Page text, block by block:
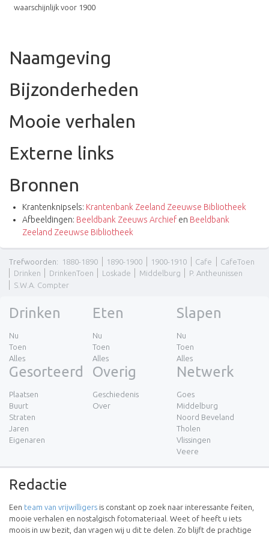
waarschijnlijk voor 1900
Naamgeving
Bijzonderheden
Mooie verhalen
Externe links
Bronnen
Krantenknipsels: Krantenbank Zeeland Zeeuwse Bibliotheek
Afbeeldingen: Beeldbank Zeeuws Archief en Beeldbank
Zeeland Zeeuwse Bibliotheek
Trefwoorden: 1880-1890 1890-1900 1900-1910 Cafe
CafeToen
Drinken
DrinkenToen Loskade Middelburg
P. Antheunissen
S.W.A. Compter
Drinken
Nu
Toen
Alles
Eten
Nu
Toen
Alles
Slapen
Nu
Toen
Alles
Gesorteerd
Plaatsen
Buurt
Straten
Jaren
Eigenaren
Overig
Geschiedenis
Over
Netwerk
Goes
Middelburg
Noord Beveland
Tholen
Vlissingen
Veere
Redactie
Een team van vrijwilligers is constant op zoek naar interessante feiten,
mooie verhalen en nostalgisch fotomateriaal. Weet of heeft u iets
moois in uw bezit, dan vragen wij u dit te delen. Zo blijft de prachtige